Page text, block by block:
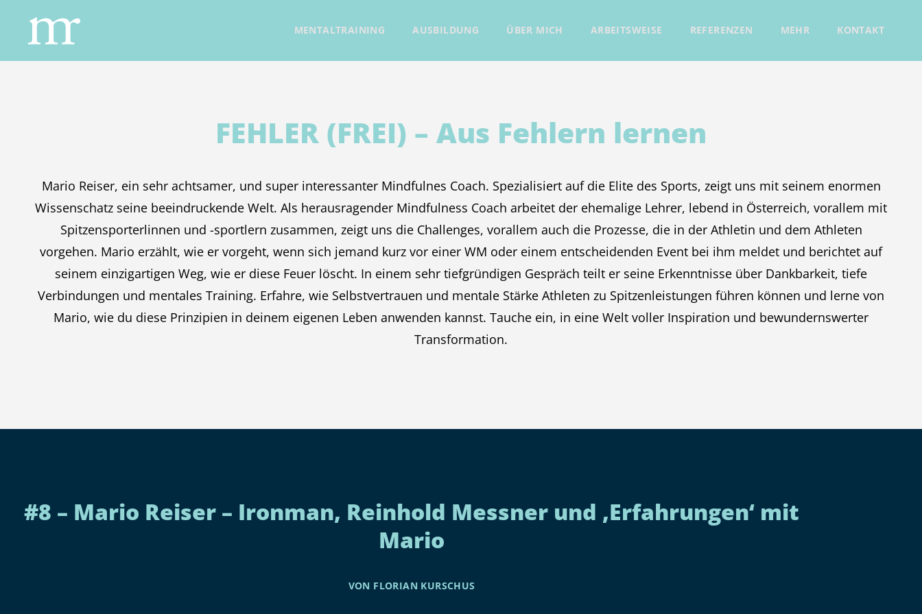
MENTALTRAINING AUSBILDUNG ÜBER MICH ARBEITSWEISE REFERENZEN MEHR KONTAKT
FEHLER (FREI) – Aus Fehlern lernen
Mario Reiser, ein sehr achtsamer, und super interessanter Mindfulnes Coach. Spezialisiert auf die Elite des Sports, zeigt uns mit seinem enormen
Wissenschatz seine beeindruckende Welt. Als herausragender Mindfulness Coach arbeitet der ehemalige Lehrer, lebend in Österreich, vorallem mit
Spitzensporterlinnen und -sportlern zusammen, zeigt uns die Challenges, vorallem auch die Prozesse, die in der Athletin und dem Athleten
vorgehen. Mario erzählt, wie er vorgeht, wenn sich jemand kurz vor einer WM oder einem entscheidenden Event bei ihm meldet und berichtet auf
seinem einzigartigen Weg, wie er diese Feuer löscht. In einem sehr tiefgründigen Gespräch teilt er seine Erkenntnisse über Dankbarkeit, tiefe
Verbindungen und mentales Training. Erfahre, wie Selbstvertrauen und mentale Stärke Athleten zu Spitzenleistungen führen können und lerne von
Mario, wie du diese Prinzipien in deinem eigenen Leben anwenden kannst. Tauche ein, in eine Welt voller Inspiration und bewundernswerter
Transformation.
#8 – Mario Reiser – Ironman, Reinhold Messner und ‚Erfahrungen‘ mit
Mario
VON FLORIAN KURSCHUS